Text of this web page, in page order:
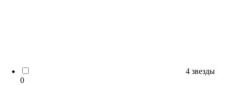
4 звезды
0